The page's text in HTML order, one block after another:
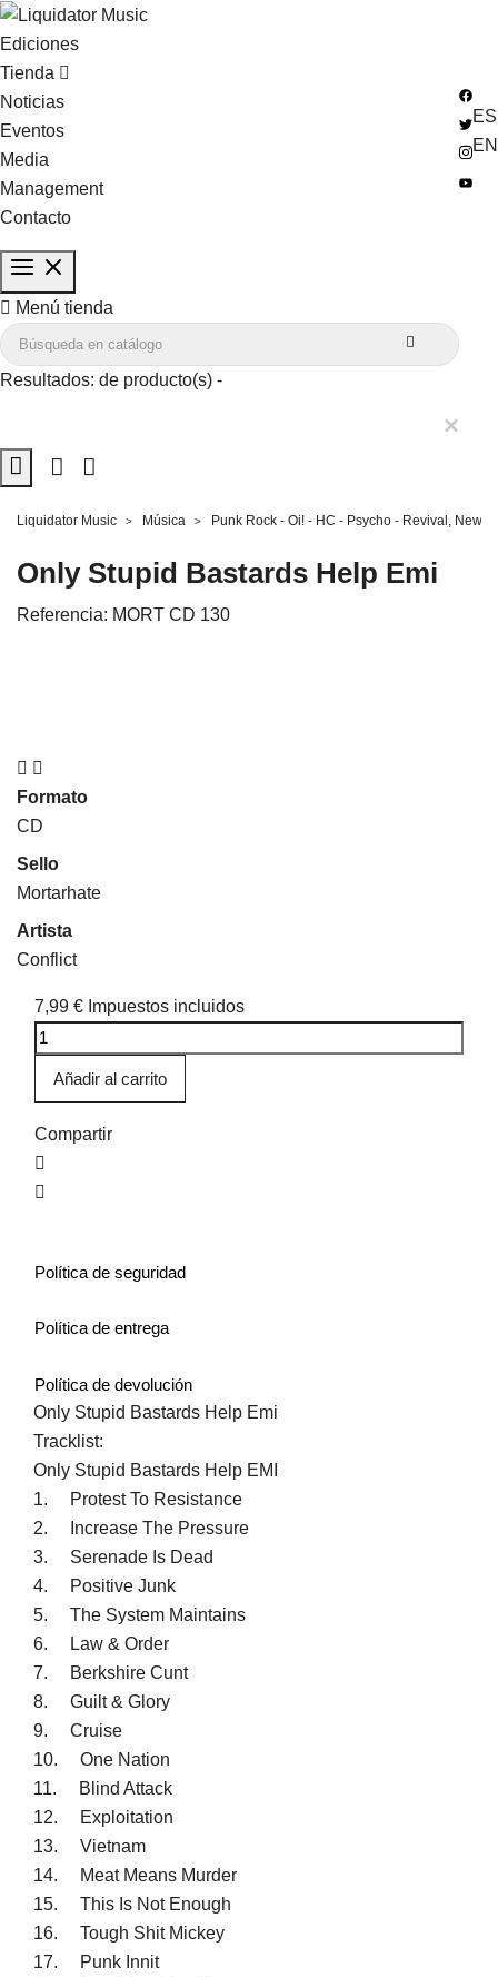
Ediciones
Tienda
Noticias
Eventos
Media
Management
Contacto
ES
EN
 Menú tienda

Resultados: de producto(s) -
×

Liquidator Music Música Punk Rock - Oi! - HC - Psycho - Revival, New
Only Stupid Bastards Help Emi
Referencia: MORT CD 130
 
Formato
CD
Sello
Mortarhate
Artista
Conflict
7,99 € Impuestos incluidos
Añadir al carrito
Compartir
Política de seguridad
Política de entrega
Política de devolución
Only Stupid Bastards Help Emi
Tracklist:
Only Stupid Bastards Help EMI
1. Protest To Resistance
2. Increase The Pressure
3. Serenade Is Dead
4. Positive Junk
5. The System Maintains
6. Law & Order
7. Berkshire Cunt
8. Guilt & Glory
9. Cruise
10. One Nation
11. Blind Attack
12. Exploitation
13. Vietnam
14. Meat Means Murder
15. This Is Not Enough
16. Tough Shit Mickey
17. Punk Innit